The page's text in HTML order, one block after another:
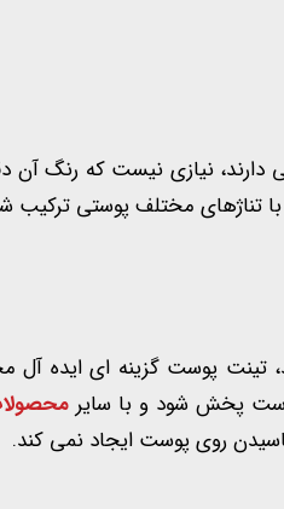
نیازی نیست که رنگ آن
تناژهای مختلف پوستی ترکیب
تینت پوست گزینه ای
پخش شود و با سایر
روی پوست ایجاد نمی کند.